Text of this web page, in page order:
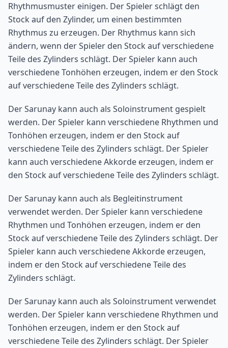
Rhythmusmuster einigen. Der Spieler schlägt den
Stock auf den Zylinder, um einen bestimmten
Rhythmus zu erzeugen. Der Rhythmus kann sich
ändern, wenn der Spieler den Stock auf verschiedene
Teile des Zylinders schlägt. Der Spieler kann auch
verschiedene Tonhöhen erzeugen, indem er den Stock
auf verschiedene Teile des Zylinders schlägt.
Der Sarunay kann auch als Soloinstrument gespielt
werden. Der Spieler kann verschiedene Rhythmen und
Tonhöhen erzeugen, indem er den Stock auf
verschiedene Teile des Zylinders schlägt. Der Spieler
kann auch verschiedene Akkorde erzeugen, indem er
den Stock auf verschiedene Teile des Zylinders schlägt.
Der Sarunay kann auch als Begleitinstrument
verwendet werden. Der Spieler kann verschiedene
Rhythmen und Tonhöhen erzeugen, indem er den
Stock auf verschiedene Teile des Zylinders schlägt. Der
Spieler kann auch verschiedene Akkorde erzeugen,
indem er den Stock auf verschiedene Teile des
Zylinders schlägt.
Der Sarunay kann auch als Soloinstrument verwendet
werden. Der Spieler kann verschiedene Rhythmen und
Tonhöhen erzeugen, indem er den Stock auf
verschiedene Teile des Zylinders schlägt. Der Spieler